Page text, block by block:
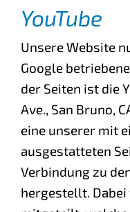
YouTube
Unsere Website
Google
der Seiten ist die
Ave., San Bruno,
eine unserer mit
ausgestatteten
Verbindung zu
hergestellt. Dabei